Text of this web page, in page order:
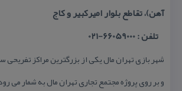
آهن)، تقاطع بلوار امیركبیر و كاج
تلفن : 66059000-021
شهر بازی تهران مال یكی از بزرگترین مراكز
و بر روی پروژه مجتمع تجاری تهران مال به شمار می